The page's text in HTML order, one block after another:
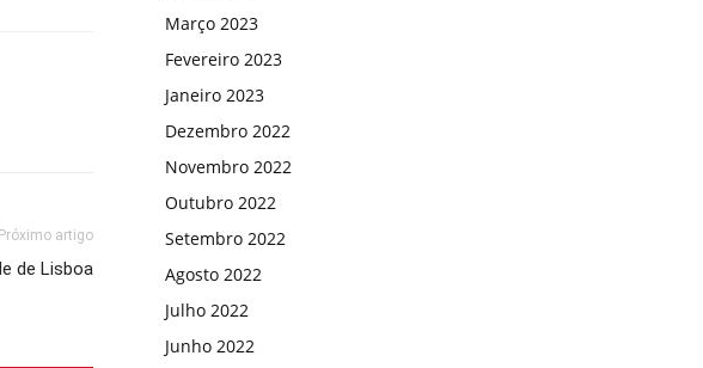
Próximo artigo
de Lisboa
Março 2023
Fevereiro 2023
Janeiro 2023
Dezembro 2022
Novembro 2022
Outubro 2022
Setembro 2022
Agosto 2022
Julho 2022
Junho 2022